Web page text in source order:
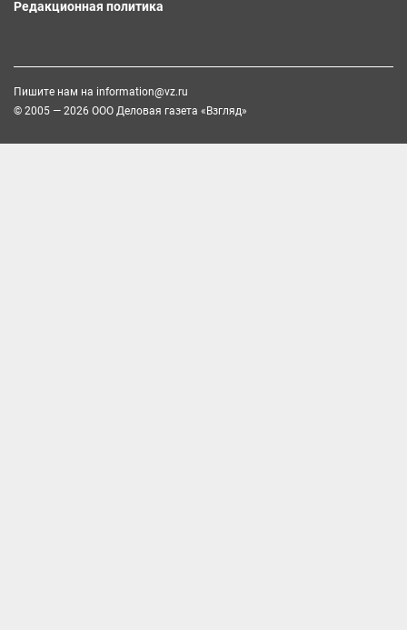
Редакционная политика
Пишите нам на information@vz.ru
© 2005 — 2026 ООО Деловая газета «Взгляд»